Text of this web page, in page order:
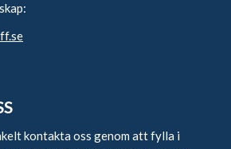
kontakta oss genom att fylla i